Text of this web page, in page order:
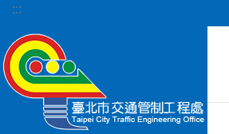
跳到主要內容區塊
:::